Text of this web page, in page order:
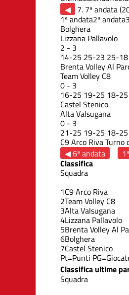
◀ 7. 7ª andata
1ª andata2ª andata
Bolghera
Lizzana Pallavolo
2 - 3
14-25 25-23 25-18
Brenta Volley Al
Team Volley C8
0 - 3
16-25 19-25 18-25
Castel Stenico
Alta Valsugana
0 - 3
21-25 19-25 18-25
C9 Arco RivaTurno
◀ 6ª andata
Classifica
Squadra
1C9 Arco Riva
2Team Volley C8
3Alta Valsugana
4Lizzana Pallavolo
5Brenta Volley Al
6Bolghera
7Castel Stenico
Pt=Punti
Classifica ultime
Squadra